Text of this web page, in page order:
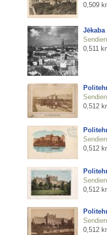
0,509
0,511
0,512
0,512
0,512
0,512